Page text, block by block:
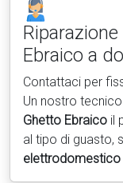
Ebraico a
Contattaci per
Un nostro
Ghetto Ebraico il
al tipo di guasto,
elettrodomestico